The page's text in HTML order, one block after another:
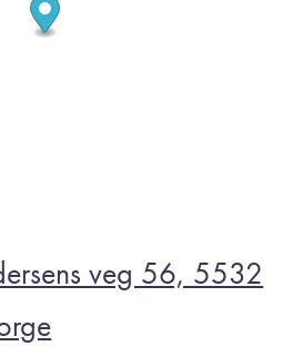
veg 56, 5532